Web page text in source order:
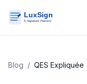
Blog / QES Expliquée